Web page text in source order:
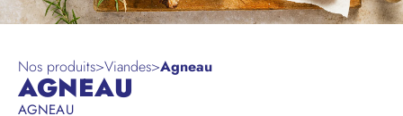
Nos produits>Viandes>Agneau
AGNEAU
AGNEAU